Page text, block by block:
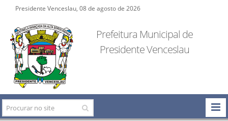
Presidente Venceslau, 08 de agosto de 2026
Prefeitura Municipal de
Presidente Venceslau